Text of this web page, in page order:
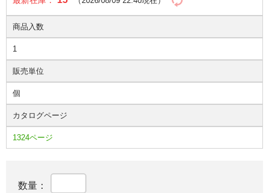
商品入数
1
販売単位
個
カタログページ
1324ページ
数量：